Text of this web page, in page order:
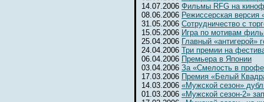
14.07.2006 Фильмы RFG на
08.06.2006 Режиссерская версия
31.05.2006 Сотрудничество с
15.05.2006 Игра по мотивам
25.04.2006 Главный «антигерой»
24.04.2006 Три премии на
06.04.2006 Премьера в Японии
03.04.2006 За «Смелость в
17.03.2006 Премия «Белый
14.03.2006 «Мужской сезон»
01.03.2006 «Мужской сезон-2»